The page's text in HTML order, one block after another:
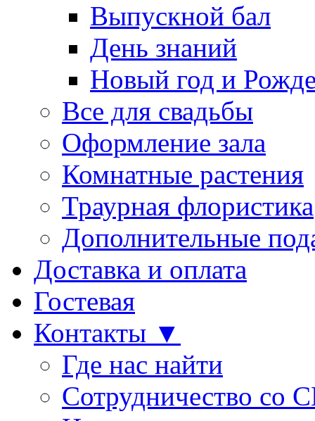
Выпускной бал
День знаний
Новый год и
Все для свадьбы
Оформление зала
Комнатные растения
Траурная флористика
Дополнительные
Доставка и оплата
Гостевая
Контакты ▼
Где нас найти
Сотрудничество со